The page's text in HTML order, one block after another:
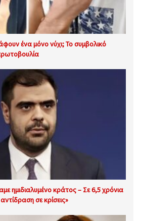
ένα μόνο νύχι; Το συμβολικό
ημιδιαλυμένο κράτος – Σε 6,5 χρόνια
σε κρίσεις»